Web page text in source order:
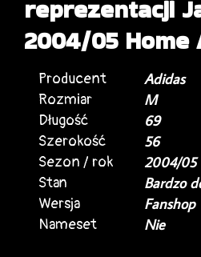
reprezentacji
2004/05 Home
Producent
Adidas
Rozmiar
M
Długość
69
Szerokość
56
Sezon / rok
2004/05
Stan
Bardzo
Wersja
Fanshop
Nameset
Nie